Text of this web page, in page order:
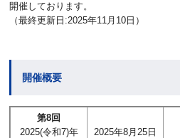
開催しております。
（最終更新日:2025年11月10日）
開催概要
第8回
2025(令和7)年
2025年8月25日